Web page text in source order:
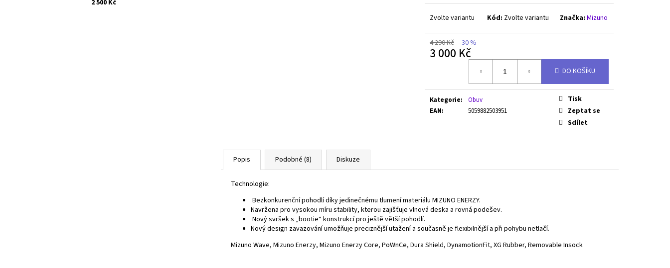
2 500 Kč
Zvolte variantu Kód: Zvolte variantu Značka: Mizuno
4 290 Kč –30 %
3 000 Kč
DO KOŠÍKU
Kategorie:
Obuv
EAN: 5059882503951
Tisk
Zeptat se
Sdílet
Popis Podobné (8) Diskuze
Technologie:
Bezkonkurenční pohodlí díky jedinečnému tlumení materiálu MIZUNO ENERZY.
Navržena pro vysokou míru stability, kterou zajišťuje vlnová deska a rovná podešev.
Nový svršek s „bootie“ konstrukcí pro ještě větší pohodlí.
Nový design zavazování umožňuje preciznější utažení a současně je flexibilnější a při pohybu netlačí.
Mizuno Wave, Mizuno Enerzy, Mizuno Enerzy Core, PoWnCe, Dura Shield, DynamotionFit, XG Rubber, Removable Insock